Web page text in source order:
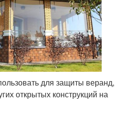
для защиты веранд,
открытых конструкций на